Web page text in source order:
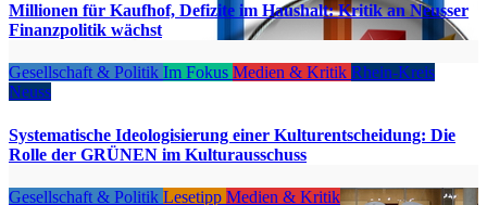
Millionen für Kaufhof, Defizite im Haushalt: Kritik an Neusser
Finanzpolitik wächst
Gesellschaft & Politik Im Fokus Medien & Kritik Rhein-Kreis
Neuss
Systematische Ideologisierung einer Kulturentscheidung: Die
Rolle der GRÜNEN im Kulturausschuss
Gesellschaft & Politik Lesetipp Medien & Kritik